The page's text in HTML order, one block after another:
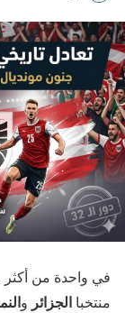
في واحدة من أكثر
منتخبا الجزائر و